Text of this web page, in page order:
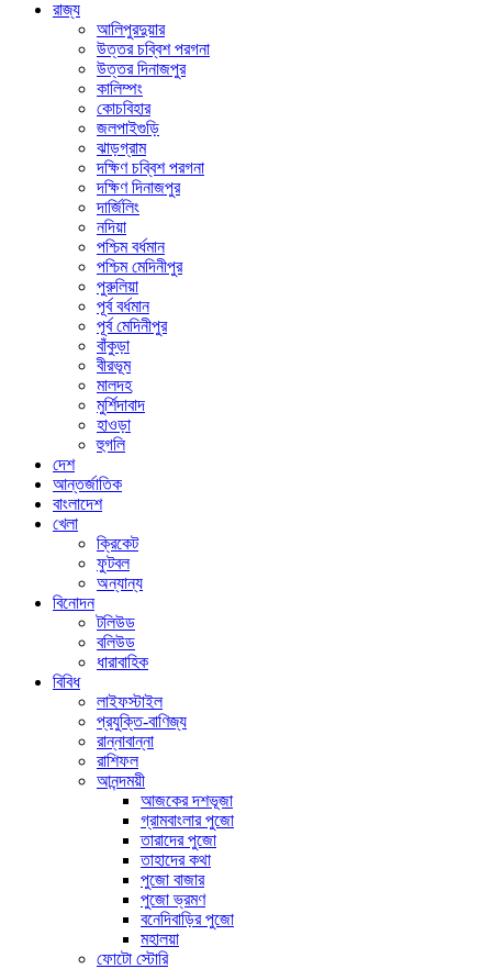
রাজ্য
আলিপুরদুয়ার
উত্তর চব্বিশ পরগনা
উত্তর দিনাজপুর
কালিম্পং
কোচবিহার
জলপাইগুড়ি
ঝাড়গ্রাম
দক্ষিণ চব্বিশ পরগনা
দক্ষিণ দিনাজপুর
দার্জিলিং
নদিয়া
পশ্চিম বর্ধমান
পশ্চিম মেদিনীপুর
পুরুলিয়া
পূর্ব বর্ধমান
পূর্ব মেদিনীপুর
বাঁকুড়া
বীরভূম
মালদহ
মুর্শিদাবাদ
হাওড়া
হুগলি
দেশ
আন্তর্জাতিক
বাংলাদেশ
খেলা
ক্রিকেট
ফুটবল
অন্যান্য
বিনোদন
টলিউড
বলিউড
ধারাবাহিক
বিবিধ
লাইফস্টাইল
প্রযুক্তি-বাণিজ্য
রান্নাবান্না
রাশিফল
আনন্দময়ী
আজকের দশভূজা
গ্রামবাংলার পুজো
তারাদের পুজো
তাহাদের কথা
পুজো বাজার
পুজো ভ্রমণ
বনেদিবাড়ির পুজো
মহালয়া
ফোটো স্টোরি